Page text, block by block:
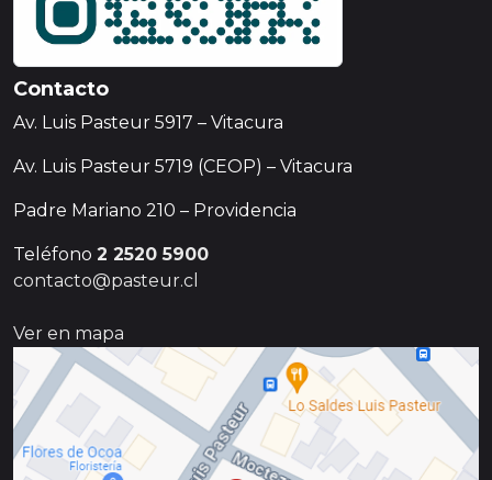
Contacto
Av. Luis Pasteur 5917 – Vitacura
Av. Luis Pasteur 5719 (CEOP) – Vitacura
Padre Mariano 210 – Providencia
Teléfono 2 2520 5900
contacto@pasteur.cl
Ver en mapa